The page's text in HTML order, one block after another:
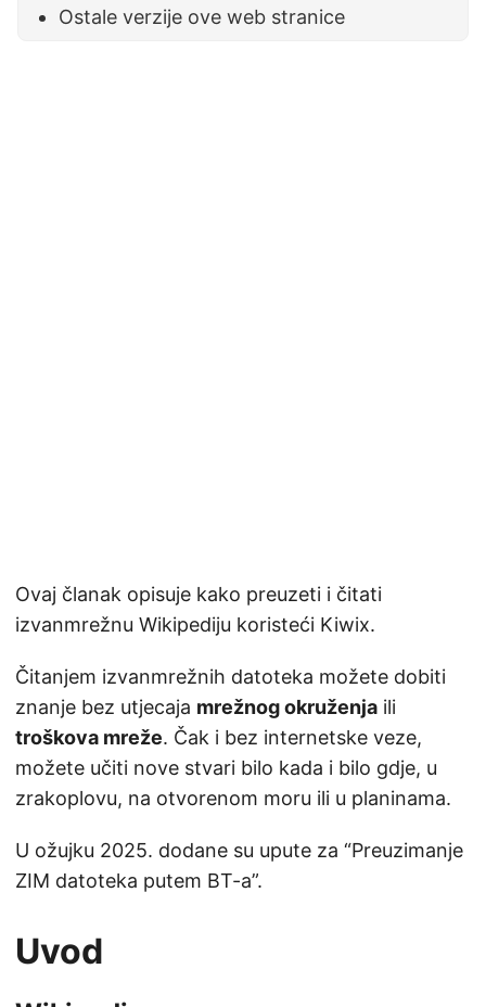
Ostale verzije ove web stranice
Ovaj članak opisuje kako preuzeti i čitati
izvanmrežnu Wikipediju koristeći Kiwix.
Čitanjem izvanmrežnih datoteka možete dobiti
znanje bez utjecaja mrežnog okruženja ili
troškova mreže. Čak i bez internetske veze,
možete učiti nove stvari bilo kada i bilo gdje, u
zrakoplovu, na otvorenom moru ili u planinama.
U ožujku 2025. dodane su upute za “Preuzimanje
ZIM datoteka putem BT-a”.
Uvod